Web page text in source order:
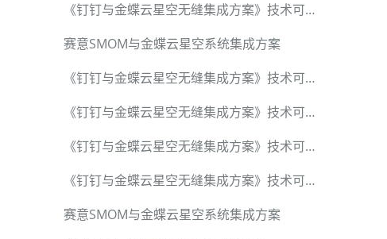
《钉钉与金蝶云星空无缝集成方案》技术可行性调研报告
赛意SMOM与金蝶云星空系统集成方案
《钉钉与金蝶云星空无缝集成方案》技术可行性调研报告
《钉钉与金蝶云星空无缝集成方案》技术可行性调研报告
《钉钉与金蝶云星空无缝集成方案》技术可行性调研报告
《钉钉与金蝶云星空无缝集成方案》技术可行性调研报告
赛意SMOM与金蝶云星空系统集成方案